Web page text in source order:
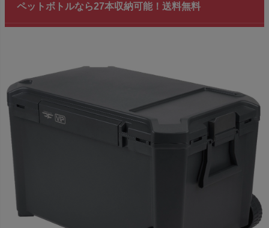
ペットボトルなら27本収納可能！送料無料